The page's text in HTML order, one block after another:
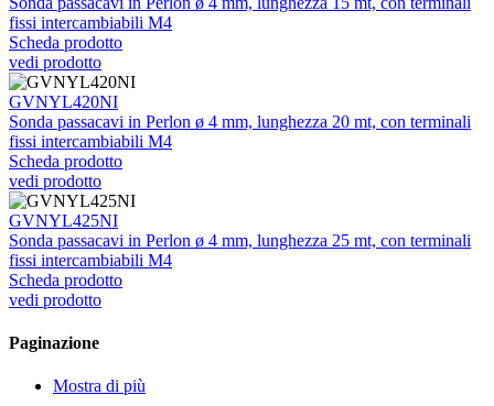
fissi intercambiabili M4
Scheda prodotto
vedi prodotto
GVNYL420NI
Sonda passacavi in Perlon ø 4 mm, lunghezza 20 mt, con terminali
fissi intercambiabili M4
Scheda prodotto
vedi prodotto
GVNYL425NI
Sonda passacavi in Perlon ø 4 mm, lunghezza 25 mt, con terminali
fissi intercambiabili M4
Scheda prodotto
vedi prodotto
Paginazione
Mostra di più